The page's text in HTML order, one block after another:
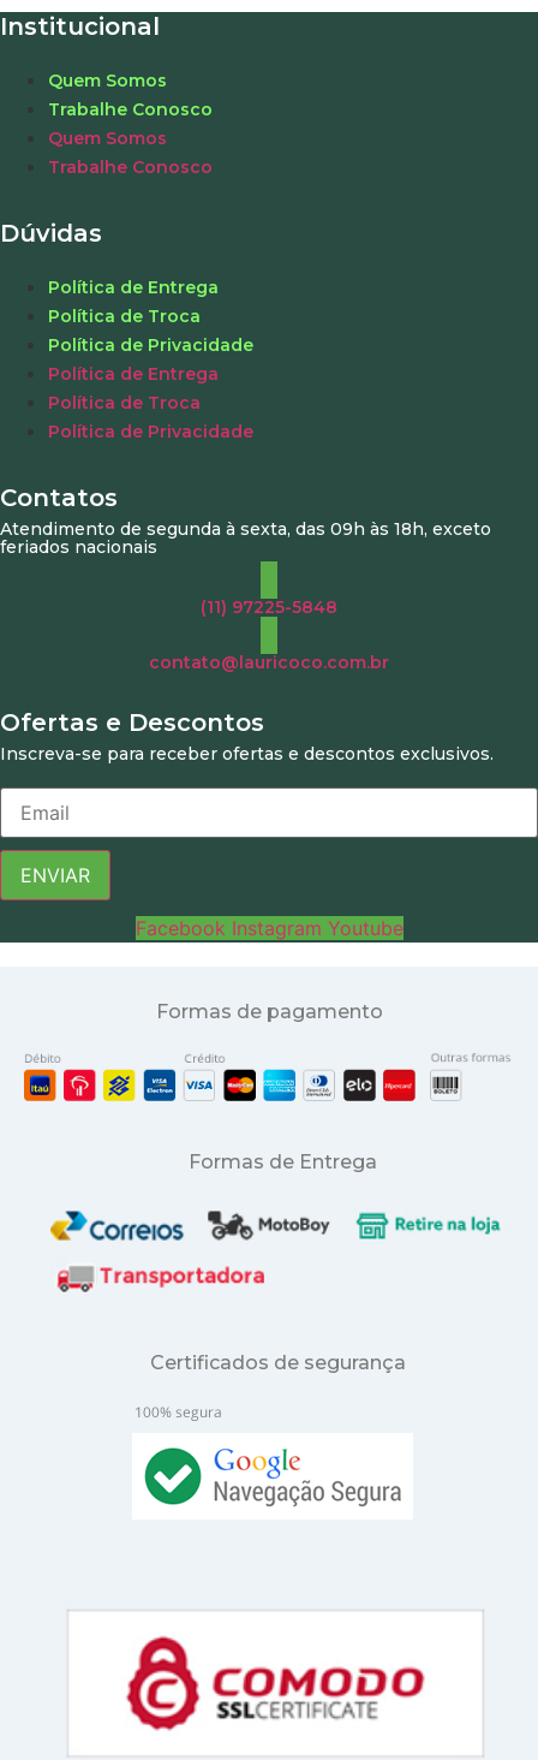
Institucional
Quem Somos
Trabalhe Conosco
Quem Somos
Trabalhe Conosco
Dúvidas
Política de Entrega
Política de Troca
Política de Privacidade
Política de Entrega
Política de Troca
Política de Privacidade
Contatos
Atendimento de segunda à sexta, das 09h às 18h, exceto
feriados nacionais
(11) 97225-5848
contato@lauricoco.com.br
Ofertas e Descontos
Inscreva-se para receber ofertas e descontos exclusivos.
ENVIAR
Facebook Instagram Youtube
Formas de pagamento
Formas de Entrega
Certificados de segurança